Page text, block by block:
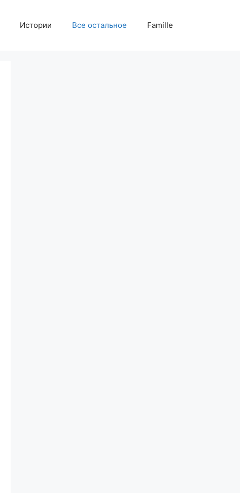
Истории Все остальное Famille